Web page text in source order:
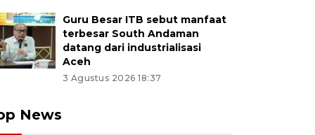
Guru Besar ITB sebut manfaat
terbesar South Andaman
datang dari industrialisasi
Aceh
3 Agustus 2026 18:37
News